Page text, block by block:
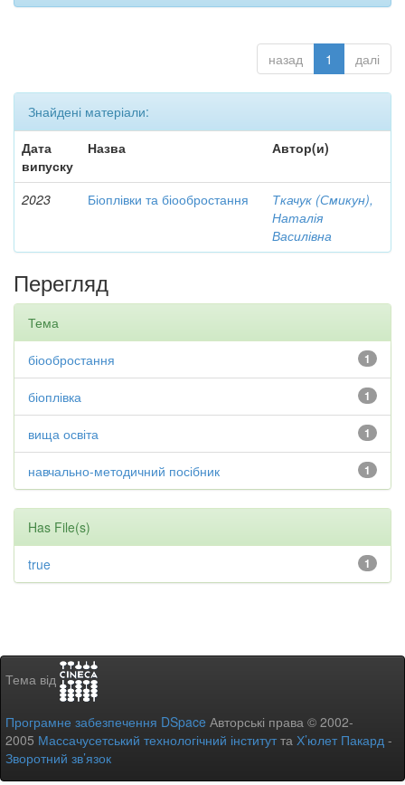
назад 1 далі
Знайдені матеріали:
Дата
випуску
Назва Автор(и)
2023 Біоплівки та біообростання
Ткачук (Смикун),
Наталія
Василівна
Перегляд
Тема
1
біообростання
1
біоплівка
1
вища освіта
1
навчально-методичний посібник
Has File(s)
1
true
Тема від
Програмне забезпечення DSpace Авторські права © 2002-
2005 Массачусетський технологічний інститутта Х’юлет Пакард -
Зворотний зв’язок